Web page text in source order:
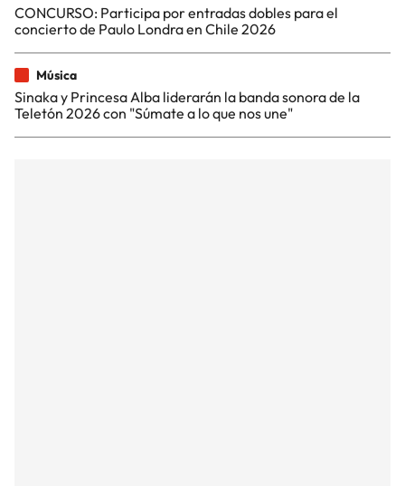
CONCURSO: Participa por entradas dobles para el
concierto de Paulo Londra en Chile 2026
Música
Sinaka y Princesa Alba liderarán la banda sonora de la
Teletón 2026 con "Súmate a lo que nos une"